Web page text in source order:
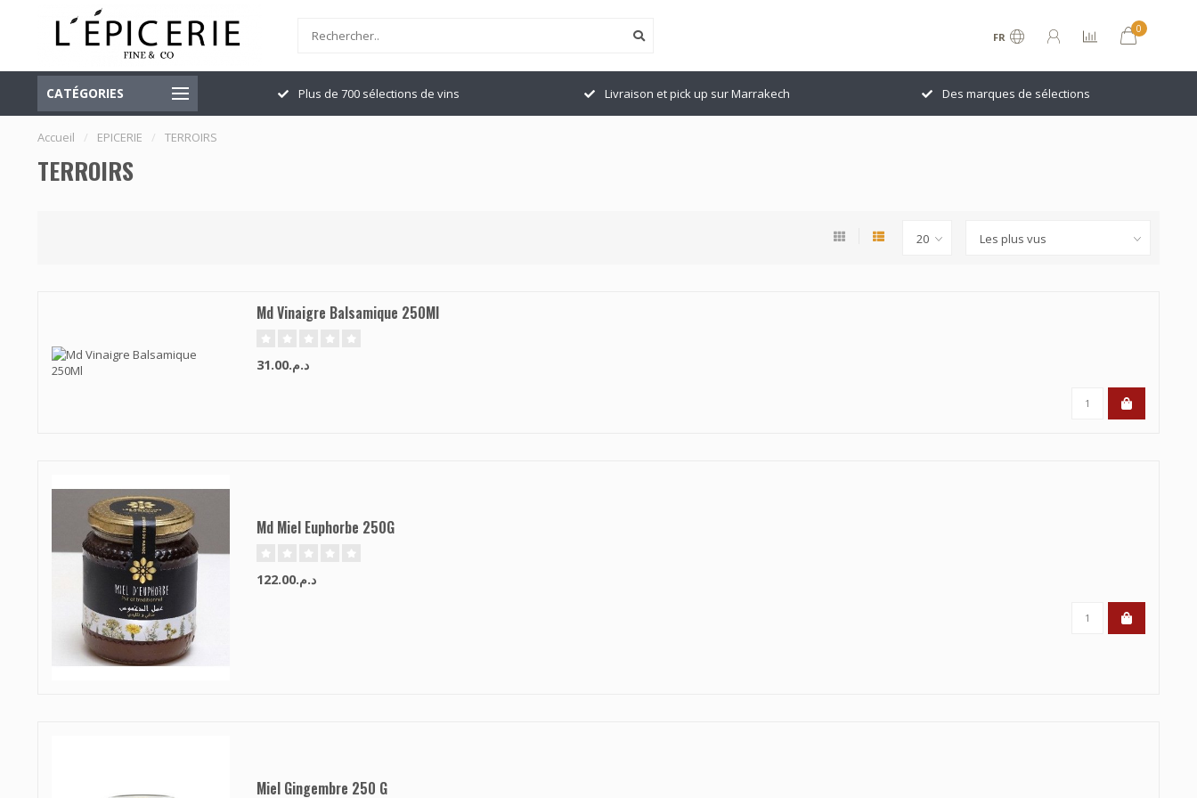
FR
0
CATÉGORIES
Officiellement ouvert Plus de 700 sélections de vins Livraison et pick up sur Marrakech Des marques de sélections
Accueil / EPICERIE / TERROIRS
TERROIRS
Md Vinaigre Balsamique 250Ml
د.م.31.00
Md Miel Euphorbe 250G
د.م.122.00
Miel Gingembre 250 G